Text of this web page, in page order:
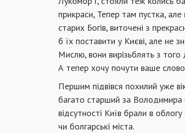
прикраси, Тепер там пустка,
старих Богів, виточені з
б їх поставити у Києві, але не
Мислю, вони вирізьблять з
А тепер хочу почути ваше
Першим підвівся похилий уже
багато старший за Володимира
відсутності Київ брали в
чи болгарські міста.